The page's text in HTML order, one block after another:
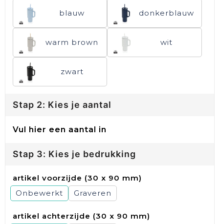
blauw donkerblauw
warm brown wit
zwart
Stap 2: Kies je aantal
Vul hier een aantal in
Stap 3: Kies je bedrukking
artikel voorzijde (30 x 90 mm)
Onbewerkt
Graveren
artikel achterzijde (30 x 90 mm)